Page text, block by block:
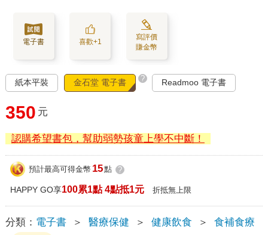
電子書 喜歡+1
寫評價
賺金幣
紙本平裝 金石堂 電子書 ? Readmoo 電子書
350 元
認購希望書包，幫助弱勢孩童上學不中斷！
預計最高可得金幣 15點 ?
HAPPY GO享100累1點 4點抵1元 折抵無上限
分類： 電子書 ＞ 醫療保健 ＞ 健康飲食 ＞ 食補食療